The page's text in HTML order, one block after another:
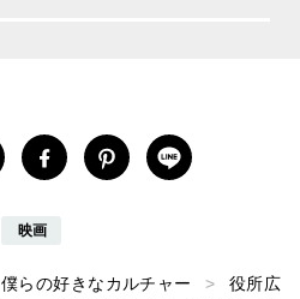
映画
僕らの好きなカルチャー
役所広